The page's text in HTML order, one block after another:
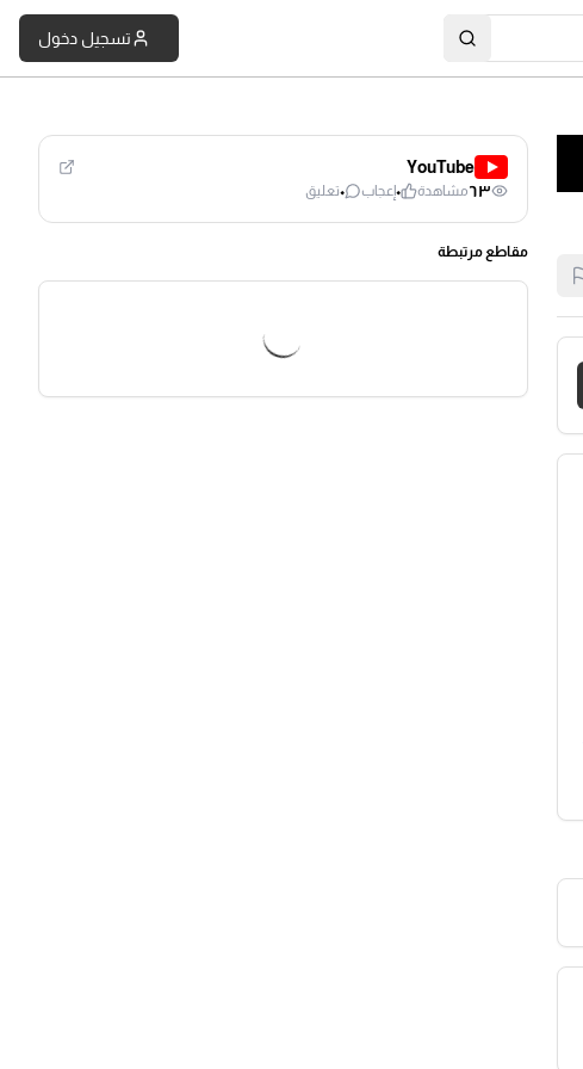
تسجيل دخول
YouTube
٦٣مشاهدة ٠إعجاب ٠تعليق
مقاطع مرتبطة